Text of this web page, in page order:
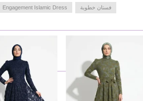
Engagement Islamic Dress فستان خطوبة